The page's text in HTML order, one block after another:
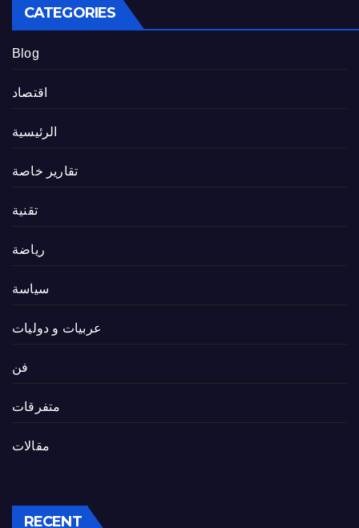
CATEGORIES
Blog
اقتصاد
الرئيسية
تقارير خاصة
تقنية
رياضة
سياسة
عربيات و دوليات
فن
متفرقات
مقالات
RECENT